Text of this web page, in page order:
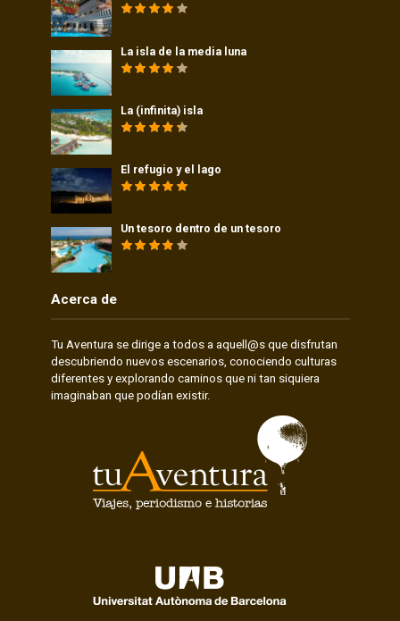
La isla de la media luna
La (infinita) isla
El refugio y el lago
Un tesoro dentro de un tesoro
Acerca de
Tu Aventura se dirige a todos a aquell@s que disfrutan
descubriendo nuevos escenarios, conociendo culturas
diferentes y explorando caminos que ni tan siquiera
imaginaban que podían existir.